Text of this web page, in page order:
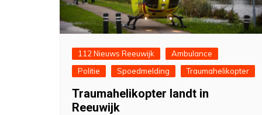
112 Nieuws Reeuwijk
Ambulance
Politie
Spoedmelding Traumahelikopter
Traumahelikopter landt in
Reeuwijk